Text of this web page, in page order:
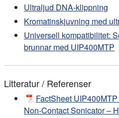
Ultraljud DNA-klippning
Kromatinskjuvning med
Universell kompatibilitet:
brunnar med UIP400MTP
Litteratur / Referenser
FactSheet
Non-Contact Sonicator –